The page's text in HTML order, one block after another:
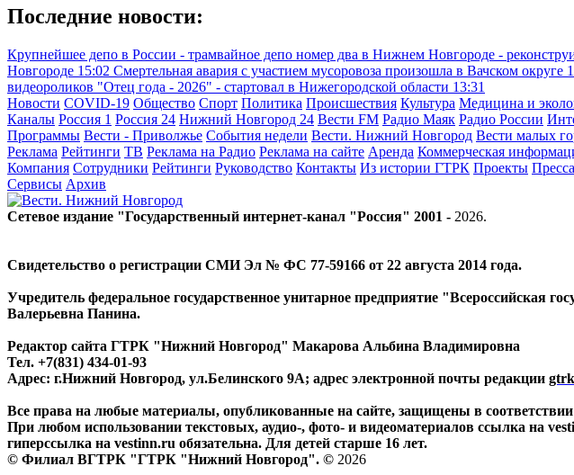
Последние новости:
Крупнейшее депо в России - трамвайное депо номер два в Нижнем Новгороде -
Новгороде 15:02 Смертельная авария с участием мусоровоза произошла в Вачском округе
видеороликов "Отец года - 2026" - стартовал в Нижегородской области 13:31
Новости COVID-19 Общество Спорт Политика Происшествия Культура Медицина и
Каналы Россия 1 Россия 24 Нижний Новгород 24 Вести FM Радио Маяк Радио России
Программы Вести - Приволжье События недели Вести. Нижний Новгород Вести малых
Реклама Рейтинги ТВ Реклама на Радио Реклама на сайте Аренда Коммерческая
Компания Сотрудники Рейтинги Руководство Контакты Из истории ГТРК Проекты
Сервисы Архив
Сетевое издание "Государственный интернет-канал "Россия" 2001 - 2026.
Свидетельство о регистрации СМИ Эл № ФС 77-59166 от 22 августа 2014 года.
Учредитель федеральное государственное унитарное предприятие "Всероссийская
Валерьевна Панина.
Редактор сайта ГТРК "Нижний Новгород" Макарова Альбина Владимировна
Тел. +7(831) 434-01-93
Адрес: г.Нижний Новгород, ул.Белинского 9А; адрес электронной почты редакции
Все права на любые материалы, опубликованные на сайте, защищены в
При любом использовании текстовых, аудио-, фото- и видеоматериалов ссылка на
гиперссылка на vestinn.ru обязательна. Для детей старше 16 лет.
© Филиал ВГТРК "ГТРК "Нижний Новгород". © 2026